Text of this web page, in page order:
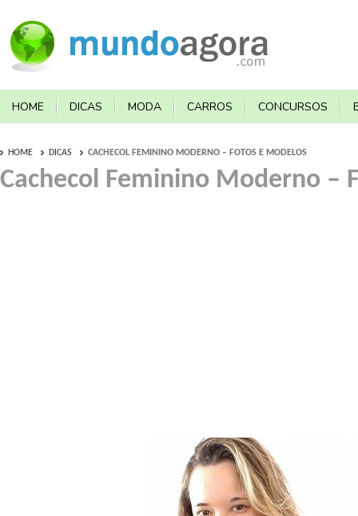
HOME DICAS MODA CARROS CONCURSOS
HOME DICAS CACHECOL FEMININO MODERNO – FOTOS E MODELOS
Cachecol Feminino Moderno –